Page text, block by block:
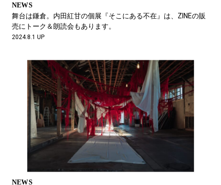
NEWS
舞台は鎌倉。内田紅甘の個展『そこにある不在』は、ZINEの販
売にトーク＆朗読会もあります。
2024.8.1 UP
NEWS